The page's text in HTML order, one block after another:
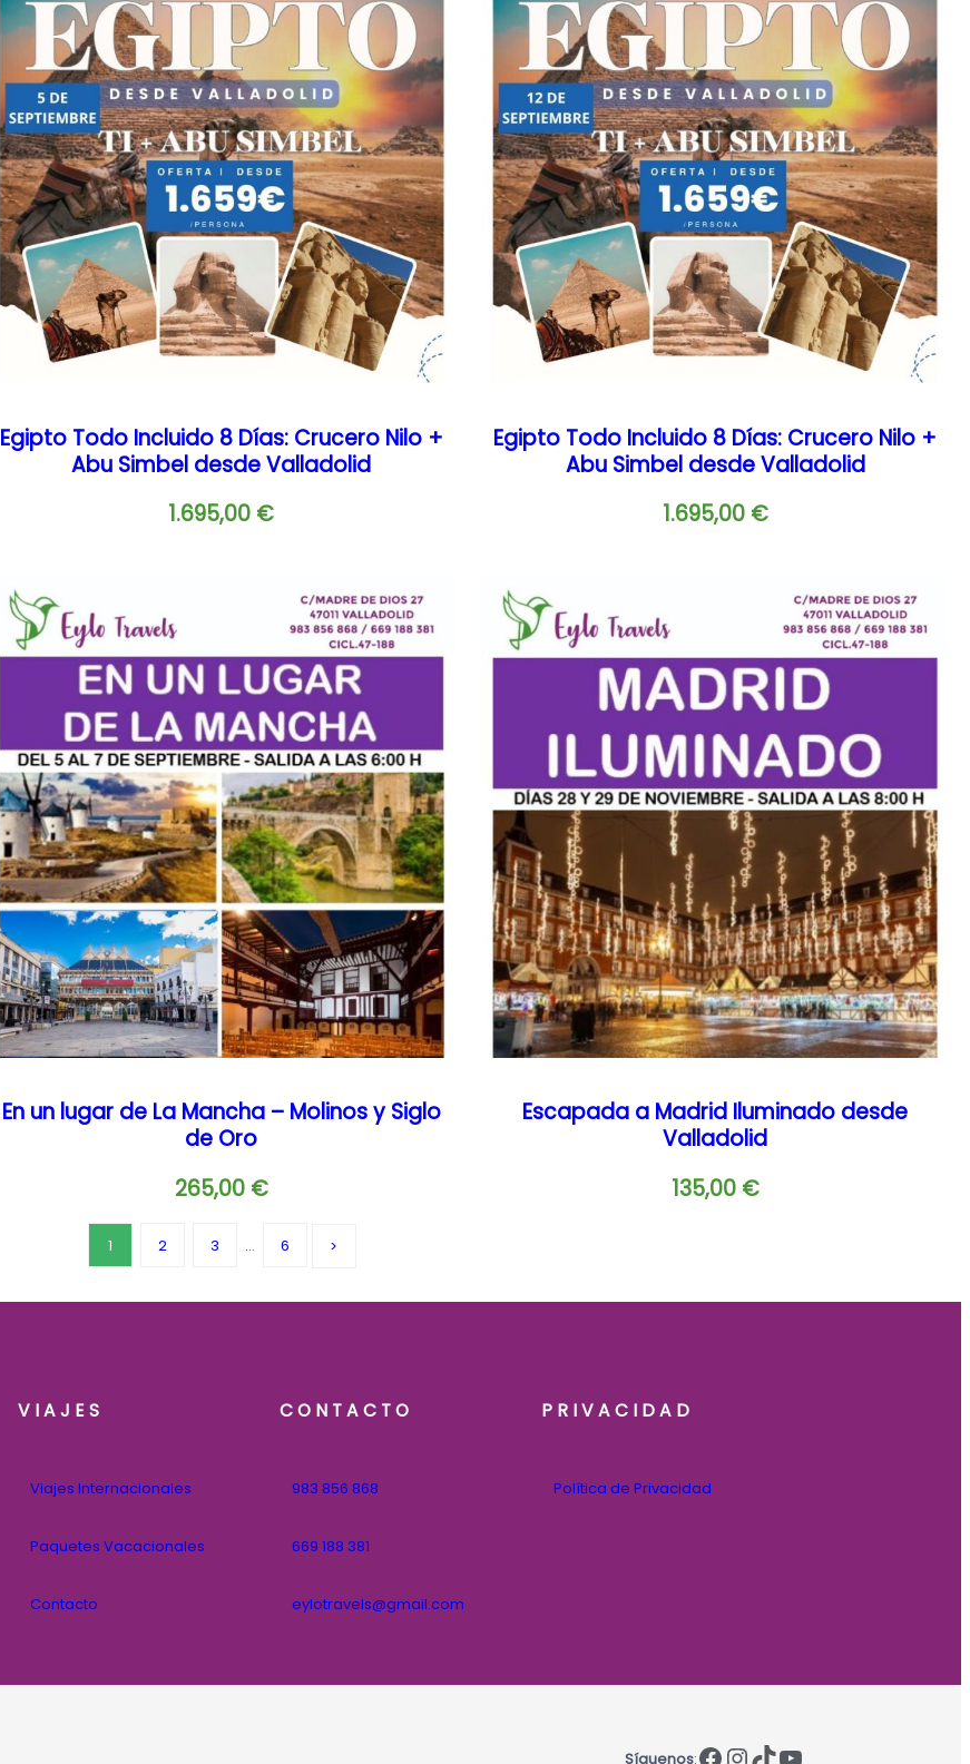
Egipto Todo Incluido 8 Días: Crucero Nilo +
Abu Simbel desde Valladolid
1.695,00 €
Egipto Todo Incluido 8 Días: Crucero Nilo +
Abu Simbel desde Valladolid
1.695,00 €
En un lugar de La Mancha – Molinos y Siglo
de Oro
265,00 €
Escapada a Madrid Iluminado desde
Valladolid
135,00 €
1 2 3 … 6
VIAJES
Viajes Internacionales
Paquetes Vacacionales
Contacto
CONTACTO
983 856 868
669 188 381
eylotravels@gmail.com
PRIVACIDAD
Política de Privacidad
Síguenos:Facebook InstagramTikTok YouTube